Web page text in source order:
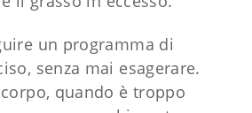
un programma di
senza mai esagerare.
quando è troppo